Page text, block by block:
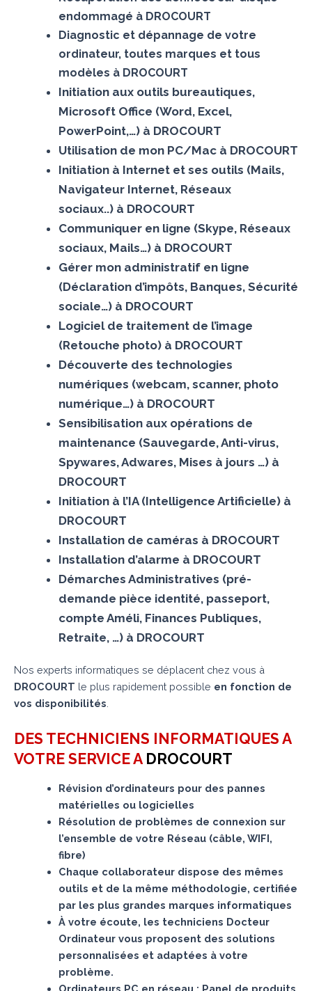
endommagé à DROCOURT
Diagnostic et dépannage de votre
ordinateur, toutes marques et tous
modèles à DROCOURT
Initiation aux outils bureautiques,
Microsoft Office (Word, Excel,
PowerPoint,…) à DROCOURT
Utilisation de mon PC/Mac à DROCOURT
Initiation à Internet et ses outils (Mails,
Navigateur Internet, Réseaux
sociaux..) à DROCOURT
Communiquer en ligne (Skype, Réseaux
sociaux, Mails…) à DROCOURT
Gérer mon administratif en ligne
(Déclaration d’impôts, Banques, Sécurité
sociale…) à DROCOURT
Logiciel de traitement de l’image
(Retouche photo) à DROCOURT
Découverte des technologies
numériques (webcam, scanner, photo
numérique…) à DROCOURT
Sensibilisation aux opérations de
maintenance (Sauvegarde, Anti-virus,
Spywares, Adwares, Mises à jours …) à
DROCOURT
Initiation à l’IA (Intelligence Artificielle) à
DROCOURT
Installation de caméras à DROCOURT
Installation d’alarme à DROCOURT
Démarches Administratives (pré-
demande pièce identité, passeport,
compte Améli, Finances Publiques,
Retraite, …) à DROCOURT
Nos experts informatiques se déplacent chez vous à
DROCOURT le plus rapidement possible en fonction de
vos disponibilités.
DES TECHNICIENS INFORMATIQUES A
VOTRE SERVICE A DROCOURT
Révision d’ordinateurs pour des pannes
matérielles ou logicielles
Résolution de problèmes de connexion sur
l’ensemble de votre Réseau (câble, WIFI,
fibre)
Chaque collaborateur dispose des mêmes
outils et de la même méthodologie, certifiée
par les plus grandes marques informatiques
À votre écoute, les techniciens Docteur
Ordinateur vous proposent des solutions
personnalisées et adaptées à votre
problème.
Ordinateurs PC en réseau ; Panel de produits